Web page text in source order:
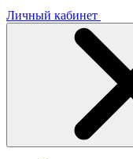
Личный кабинет